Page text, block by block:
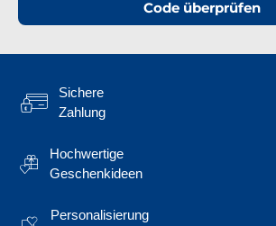
Code überprüfen
Sichere
Zahlung
Hochwertige
Geschenkideen
Personalisierung